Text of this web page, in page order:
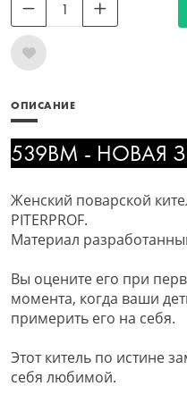
ОПИСАНИЕ
539BM - НОВАЯ
Женский поварской
PITERPROF.
Материал
Вы оцените его при
момента, когда ваши
примерить его на себя.
Этот китель по истине
себя любимой.